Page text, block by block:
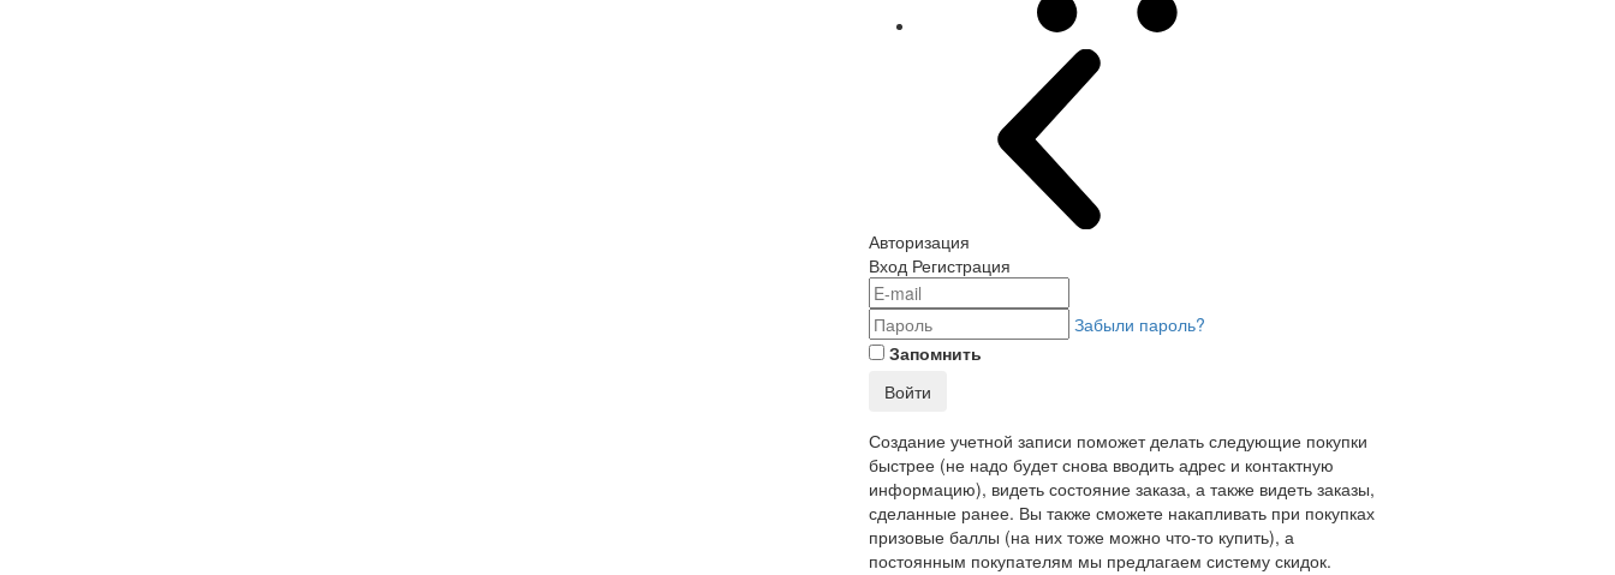
Авторизация
Вход Регистрация
Забыли пароль?
Запомнить
Войти
Создание учетной записи поможет делать следующие покупки
быстрее (не надо будет снова вводить адрес и контактную
информацию), видеть состояние заказа, а также видеть заказы,
сделанные ранее. Вы также сможете накапливать при покупках
призовые баллы (на них тоже можно что-то купить), а
постоянным покупателям мы предлагаем систему скидок.